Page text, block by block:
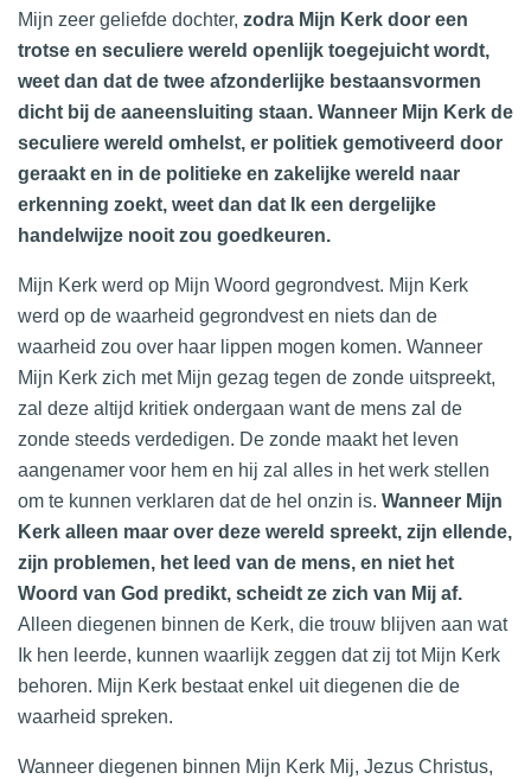
Mijn zeer geliefde dochter, zodra Mijn Kerk door een
trotse en seculiere wereld openlijk toegejuicht wordt,
weet dan dat de twee afzonderlijke bestaansvormen
dicht bij de aaneensluiting staan. Wanneer Mijn Kerk de
seculiere wereld omhelst, er politiek gemotiveerd door
geraakt en in de politieke en zakelijke wereld naar
erkenning zoekt, weet dan dat Ik een dergelijke
handelwijze nooit zou goedkeuren.
Mijn Kerk werd op Mijn Woord gegrondvest. Mijn Kerk
werd op de waarheid gegrondvest en niets dan de
waarheid zou over haar lippen mogen komen. Wanneer
Mijn Kerk zich met Mijn gezag tegen de zonde uitspreekt,
zal deze altijd kritiek ondergaan want de mens zal de
zonde steeds verdedigen. De zonde maakt het leven
aangenamer voor hem en hij zal alles in het werk stellen
om te kunnen verklaren dat de hel onzin is. Wanneer Mijn
Kerk alleen maar over deze wereld spreekt, zijn ellende,
zijn problemen, het leed van de mens, en niet het
Woord van God predikt, scheidt ze zich van Mij af.
Alleen diegenen binnen de Kerk, die trouw blijven aan wat
Ik hen leerde, kunnen waarlijk zeggen dat zij tot Mijn Kerk
behoren. Mijn Kerk bestaat enkel uit diegenen die de
waarheid spreken.
Wanneer diegenen binnen Mijn Kerk Mij, Jezus Christus,